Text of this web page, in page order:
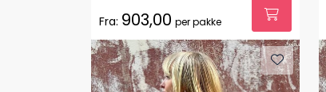
Fra: 903,00 per pakke